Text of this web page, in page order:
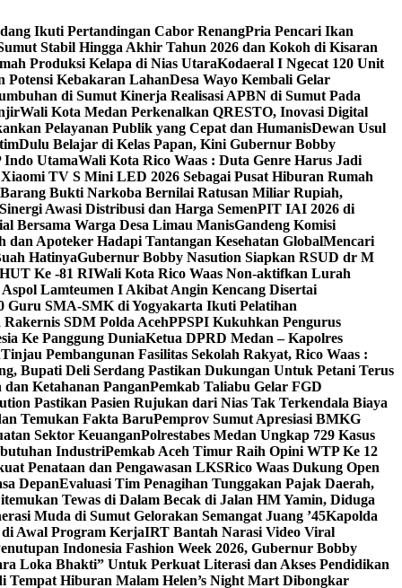
Ikuti Pertandingan Cabor RenangPria Pencari Ikan
Stabil Hingga Akhir Tahun 2026 dan Kokoh di Kisaran
Produksi Kelapa di Nias UtaraKodaeral I Ngecat 120 Unit
Potensi Kebakaran LahanDesa Wayo Kembali Gelar
di Sumut Kinerja Realisasi APBN di Sumut Pada
Wali Kota Medan Perkenalkan QRESTO, Inovasi Digital
Pelayanan Publik yang Cepat dan HumanisDewan Usul
Dulu Belajar di Kelas Papan, Kini Gubernur Bobby
Indo UtamaWali Kota Rico Waas : Duta Genre Harus Jadi
TV S Mini LED 2026 Sebagai Pusat Hiburan Rumah
Bukti Narkoba Bernilai Ratusan Miliar Rupiah,
Awasi Distribusi dan Harga SemenPIT IAI 2026 di
Bersama Warga Desa Limau ManisGandeng Komisi
Apoteker Hadapi Tantangan Kesehatan GlobalMencari
HatinyaGubernur Bobby Nasution Siapkan RSUD dr M
Ke -81 RIWali Kota Rico Waas Non-aktifkan Lurah
Lamteumen I Akibat Angin Kencang Disertai
Guru SMA-SMK di Yogyakarta Ikuti Pelatihan
SDM Polda AcehPPSPI Kukuhkan Pengurus
Ke Panggung DuniaKetua DPRD Medan – Kapolres
Tinjau Pembangunan Fasilitas Sekolah Rakyat, Rico Waas :
Bupati Deli Serdang Pastikan Dukungan Untuk Petani Terus
Ketahanan PanganPemkab Taliabu Gelar FGD
Pastikan Pasien Rujukan dari Nias Tak Terkendala Biaya
Temukan Fakta BaruPemprov Sumut Apresiasi BMKG
Sektor KeuanganPolrestabes Medan Ungkap 729 Kasus
IndustriPemkab Aceh Timur Raih Opini WTP Ke 12
Penataan dan Pengawasan LKSRico Waas Dukung Open
DepanEvaluasi Tim Penagihan Tunggakan Pajak Daerah,
Tewas di Dalam Becak di Jalan HM Yamin, Diduga
Muda di Sumut Gelorakan Semangat Juang ’45Kapolda
Awal Program KerjaIRT Bantah Narasi Video Viral
Indonesia Fashion Week 2026, Gubernur Bobby
Loka Bhakti” Untuk Perkuat Literasi dan Akses Pendidikan
Tempat Hiburan Malam Helen’s Night Mart Dibongkar